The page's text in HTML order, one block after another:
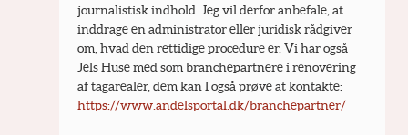
journalistisk indhold. Jeg vil derfor anbefale, at
inddrage en administrator eller juridisk rådgiver
om, hvad den rettidige procedure er. Vi har også
Jels Huse med som branchepartnere i renovering
af tagarealer, dem kan I også prøve at kontakte:
https://www.andelsportal.dk/branchepartner/